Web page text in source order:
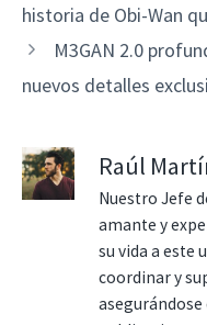
historia de Obi-Wan
M3GAN 2.0
nuevos detalles
Raúl
Nuestro Jefe
amante y
su vida a este
coordinar y
asegurándose